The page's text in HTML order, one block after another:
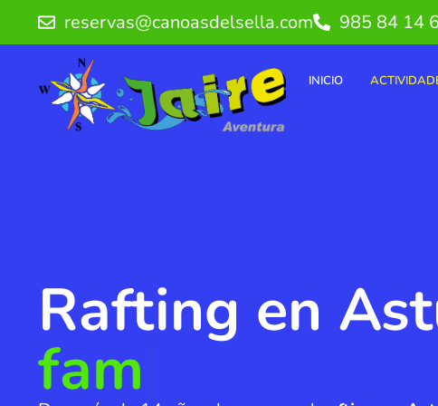
reservas@canoasdelsella.com 985 84 14
INICIO
Rafting en
|